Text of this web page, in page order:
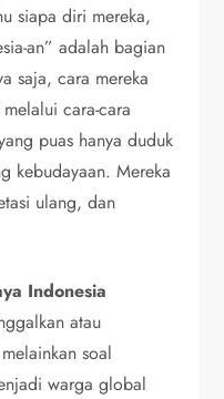
siapa diri mereka,
an” adalah bagian
saja, cara mereka
cara-cara
puas hanya duduk
kebudayaan. Mereka
ulang, dan
Indonesia
atau
soal
warga global